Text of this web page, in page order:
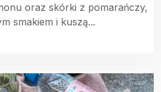
oraz skórki z pomarańczy,
smakiem i kuszą...